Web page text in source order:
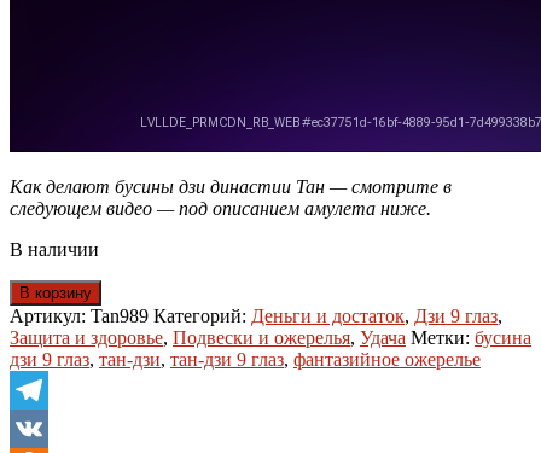
Как делают бусины дзи династии Тан — смотрите в
следующем видео — под описанием амулета ниже.
В наличии
Количество
товара
Бусина
дзи
9
глаз
Тан-
династии
В корзину
Артикул: Tan989 Категорий: Деньги и достаток, Дзи 9 глаз,
Защита и здоровье, Подвески и ожерелья, Удача Метки: бусина
дзи 9 глаз, тан-дзи, тан-дзи 9 глаз, фантазийное ожерелье
Telegram